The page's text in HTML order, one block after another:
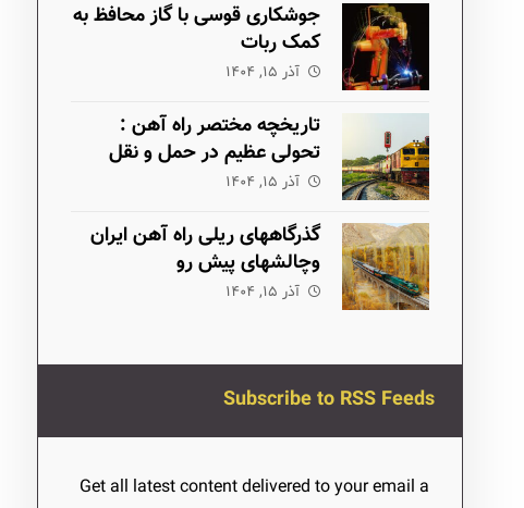
جوشکاری قوسی با گاز محافظ به
کمک ربات
آذر ۱۵, ۱۴۰۴
تاریخچه مختصر راه آهن :
تحولی عظیم در حمل و نقل
آذر ۱۵, ۱۴۰۴
گذرگاههای ریلی راه آهن ایران
وچالشهای پیش رو
آذر ۱۵, ۱۴۰۴
Subscribe to RSS Feeds
Get all latest content delivered to your email a